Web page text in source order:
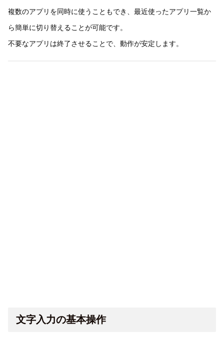
複数のアプリを同時に使うこともでき、最近使ったアプリ一覧か
ら簡単に切り替えることが可能です。
不要なアプリは終了させることで、動作が安定します。
文字入力の基本操作